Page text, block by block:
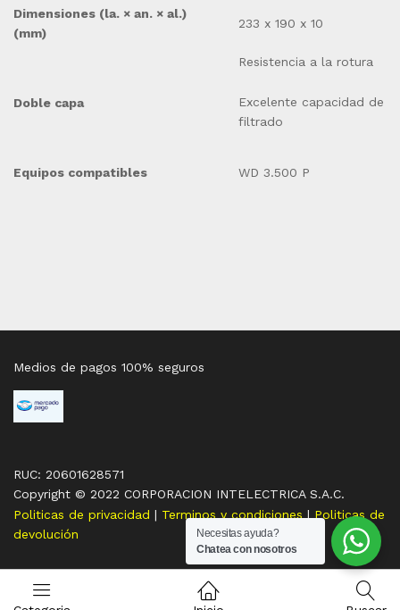
Dimensiones (la. × an. × al.)
(mm)
233 x 190 x 10
Doble capa
Resistencia a la rotura
Excelente capacidad de
filtrado
Equipos compatibles WD 3.500 P
RUC: 20601628571
Copyright © 2022 CORPORACION INTELECTRICA S.A.C.
Medios de pagos 100% seguros
Politicas de privacidad | Terminos y condiciones | Politicas de
devolución
Necesitas ayuda?
Chatea con nosotros